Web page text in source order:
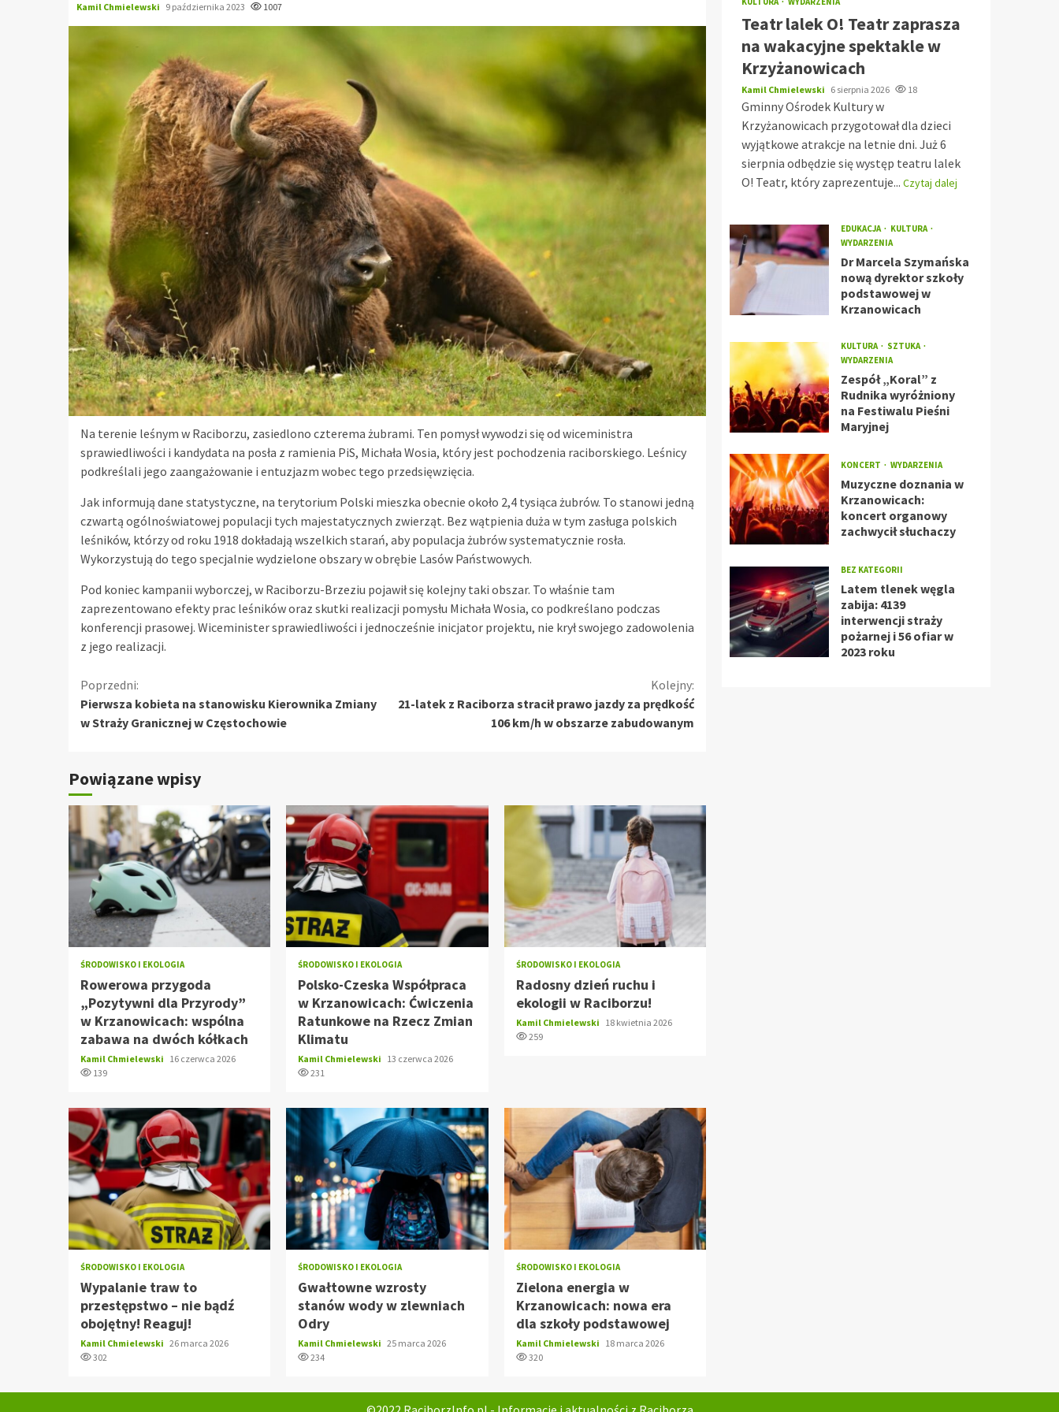
Kamil Chmielewski 9 października 2023 1007
Na terenie leśnym w Raciborzu, zasiedlono czterema żubrami. Ten pomysł wywodzi się od wiceministra
sprawiedliwości i kandydata na posła z ramienia PiS, Michała Wosia, który jest pochodzenia raciborskiego. Leśnicy
podkreślali jego zaangażowanie i entuzjazm wobec tego przedsięwzięcia.
Jak informują dane statystyczne, na terytorium Polski mieszka obecnie około 2,4 tysiąca żubrów. To stanowi jedną
czwartą ogólnoświatowej populacji tych majestatycznych zwierząt. Bez wątpienia duża w tym zasługa polskich
leśników, którzy od roku 1918 dokładają wszelkich starań, aby populacja żubrów systematycznie rosła.
Wykorzystują do tego specjalnie wydzielone obszary w obrębie Lasów Państwowych.
Pod koniec kampanii wyborczej, w Raciborzu-Brzeziu pojawił się kolejny taki obszar. To właśnie tam
zaprezentowano efekty prac leśników oraz skutki realizacji pomysłu Michała Wosia, co podkreślano podczas
konferencji prasowej. Wiceminister sprawiedliwości i jednocześnie inicjator projektu, nie krył swojego zadowolenia
z jego realizacji.
Kontynuuj
czytanie
Poprzedni:
Pierwsza kobieta na stanowisku Kierownika Zmiany
w Straży Granicznej w Częstochowie
Kolejny:
21-latek z Raciborza stracił prawo jazdy za prędkość
106 km/h w obszarze zabudowanym
Powiązane wpisy
ŚRODOWISKO I EKOLOGIA
Rowerowa przygoda
„Pozytywni dla Przyrody”
w Krzanowicach: wspólna
zabawa na dwóch kółkach
Kamil Chmielewski 16 czerwca 2026
139
ŚRODOWISKO I EKOLOGIA
Polsko-Czeska Współpraca
w Krzanowicach: Ćwiczenia
Ratunkowe na Rzecz Zmian
Klimatu
Kamil Chmielewski 13 czerwca 2026
231
ŚRODOWISKO I EKOLOGIA
Radosny dzień ruchu i
ekologii w Raciborzu!
Kamil Chmielewski 18 kwietnia 2026
259
ŚRODOWISKO I EKOLOGIA
Wypalanie traw to
przestępstwo – nie bądź
obojętny! Reaguj!
Kamil Chmielewski 26 marca 2026
302
ŚRODOWISKO I EKOLOGIA
Gwałtowne wzrosty
stanów wody w zlewniach
Odry
Kamil Chmielewski 25 marca 2026
234
ŚRODOWISKO I EKOLOGIA
Zielona energia w
Krzanowicach: nowa era
dla szkoły podstawowej
Kamil Chmielewski 18 marca 2026
320
Teatr lalek O! Teatr zaprasza
na wakacyjne spektakle w
Krzyżanowicach
Kamil Chmielewski 6 sierpnia 2026 18
Gminny Ośrodek Kultury w
Krzyżanowicach przygotował dla dzieci
wyjątkowe atrakcje na letnie dni. Już 6
sierpnia odbędzie się występ teatru lalek
O! Teatr, który zaprezentuje... Czytaj dalej
EDUKACJA
KULTURA
WYDARZENIA
Dr Marcela Szymańska
nową dyrektor szkoły
podstawowej w
Krzanowicach
KULTURA
SZTUKA
WYDARZENIA
Zespół „Koral” z
Rudnika wyróżniony
na Festiwalu Pieśni
Maryjnej
KONCERT WYDARZENIA
Muzyczne doznania w
Krzanowicach:
koncert organowy
zachwycił słuchaczy
BEZ KATEGORII
Latem tlenek węgla
zabija: 4139
interwencji straży
pożarnej i 56 ofiar w
2023 roku